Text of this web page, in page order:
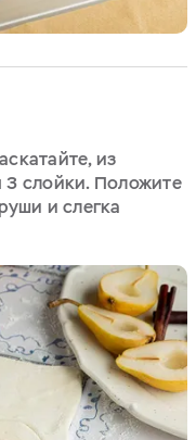
из
3 слойки. Положите
и слегка